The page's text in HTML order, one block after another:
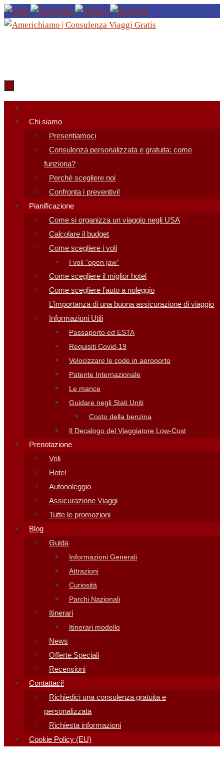
Salta
al
Salta
contenuto
Chi siamo
Presentiamoci
Consulenza personalizzata e gratuita: come
funziona?
Perché scegliere noi
Confronta i preventivi!
Pianificazione
Come si organizza un viaggio negli USA
Calcolare il budget
Come scegliere i voli
I voli “open jaw”
Come scegliere il miglior hotel
Come scegliere l’auto a noleggio
L’importanza di una buona assicurazione di viaggio
Informazioni Utili
Passaporto ed ESTA
Requisiti Covid-19
Velocizzare le code in aeroporto
Patente Internazionale
Le mance
Guidare negli Stati Uniti
Costo della benzina
Il Decalogo del Viaggiatore Low-Cost
Prenotazione
Voli
Hotel
Autonoleggio
Assicurazione Viaggi
Tutte le promozioni
Blog
Guida
Informazioni Generali
Attrazioni
Curiosità
Parchi Nazionali
Itinerari
Itinerari modello
News
Offerte Speciali
Recensioni
Contattaci!
Richiedici una consulenza gratuita e
personalizzata
Richiesta informazioni
Cookie Policy (EU)